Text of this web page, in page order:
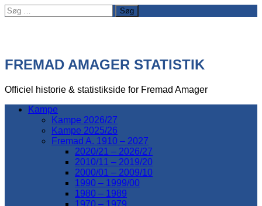
Søg
efter:
FREMAD AMAGER STATISTIK
Officiel historie & statistikside for Fremad Amager
Kampe
Kampe 2026/27
Kampe 2025/26
Fremad A. 1910 – 2027
2020/21 – 2026/27
2010/11 – 2019/20
2000/01 – 2009/10
1990 – 1999/00
1980 – 1989
1970 – 1979